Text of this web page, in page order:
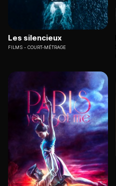
Les silencieux
FILMS COURT-MÉTRAGE